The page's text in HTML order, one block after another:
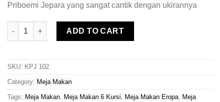
Priboemi Jepara yang sangat cantik dengan ukirannya
Meja Makan Mewah 6 Kursi Model Astana quantity
ADD TO CART
SKU: KPJ 102
Category: Meja Makan
Tags: Meja Makan Meja Makan 6 Kursi Meja Makan Eropa Meja